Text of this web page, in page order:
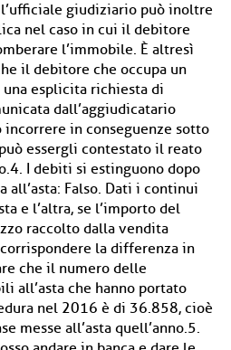
giudiziario può inoltre
nel caso in cui il debitore
l’immobile. È altresì
il debitore che occupa un
esplicita richiesta di
dall’aggiudicatario
in conseguenze sotto
essergli contestato il reato
I debiti si estinguono dopo
all’asta: Falso. Dati i continui
e l’altra, se l’importo del
raccolto dalla vendita
la differenza in
che il numero delle
all’asta che hanno portato
nel 2016 è di 36.858, cioè
messe all’asta quell’anno.5.